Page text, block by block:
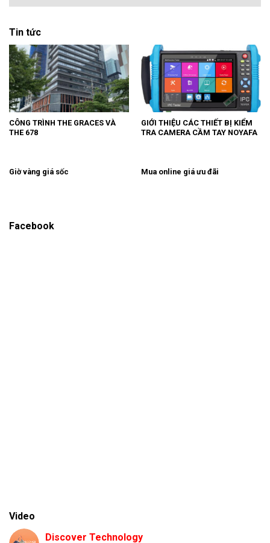
Tin tức
CÔNG TRÌNH THE GRACES VÀ
THE 678
GIỚI THIỆU CÁC THIẾT BỊ KIỂM
TRA CAMERA CẦM TAY NOYAFA
Giờ vàng giá sốc Mua online giá ưu đãi
Facebook
Video
Discover Technology